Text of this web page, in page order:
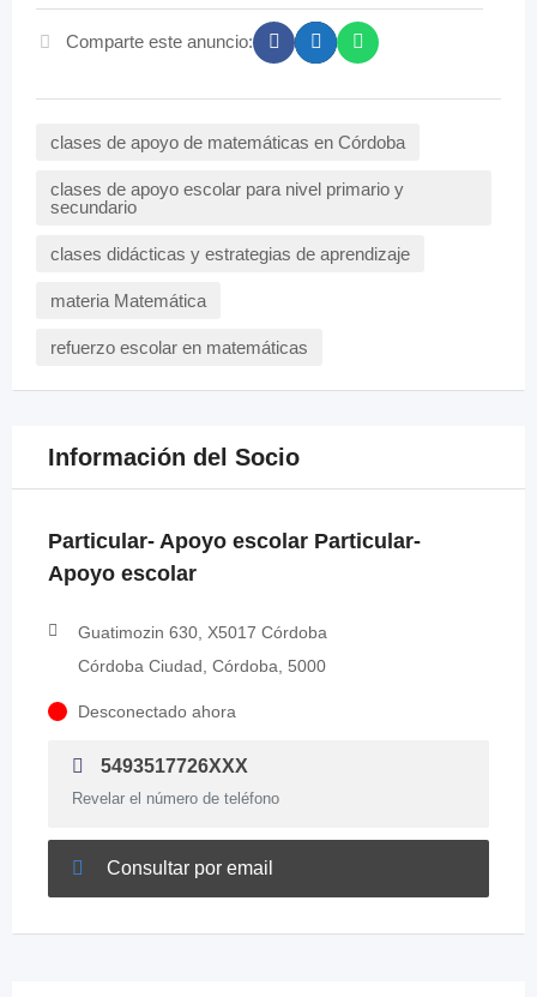
Comparte este anuncio:
clases de apoyo de matemáticas en Córdoba
clases de apoyo escolar para nivel primario y
secundario
clases didácticas y estrategias de aprendizaje
materia Matemática
refuerzo escolar en matemáticas
Información del Socio
Particular- Apoyo escolar Particular-
Apoyo escolar
Guatimozin 630, X5017 Córdoba
Córdoba Ciudad, Córdoba, 5000
Desconectado ahora
5493517726XXX
Revelar el número de teléfono
Consultar por email